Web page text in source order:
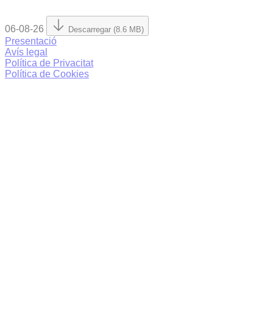
06-08-26 Descarregar (8.6 MB)
Presentació
Avís legal
Política de Privacitat
Política de Cookies